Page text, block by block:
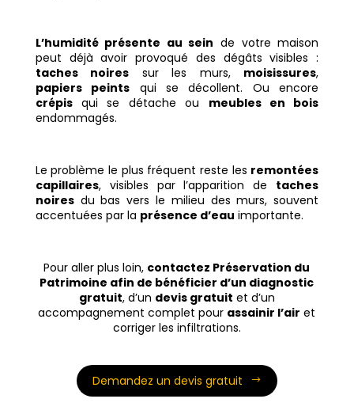
L’humidité présente au sein de votre maison
peut déjà avoir provoqué des dégâts visibles :
taches noires sur les murs, moisissures,
papiers peints qui se décollent. Ou encore
crépisqui se détache ou meubles en bois
endommagés.
Le problème le plus fréquent reste les remontées
capillaires, visibles par l’apparition de taches
noiresdu bas vers le milieu des murs, souvent
accentuées par la présence d’eau importante.
Pour aller plus loin, contactez Préservation du
Patrimoine afin de bénéficier d’un diagnostic
gratuit, d’un devis gratuit et d’un
accompagnement complet pour assainir l’air et
corriger les infiltrations.
Demandez un devis gratuit